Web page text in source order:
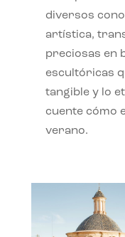
diversos
artística,
preciosas en
escultóricas
tangible y lo
cuente cómo
verano.